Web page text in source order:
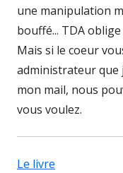
une manipulation
bouffé... TDA
Mais si le coeur
administrateur que
mon mail, nous
vous voulez.
Le livre